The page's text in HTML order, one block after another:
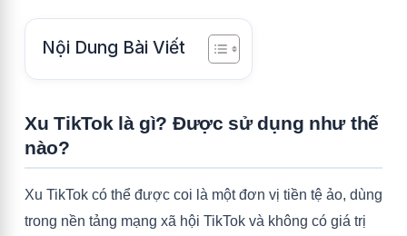
Nội Dung Bài Viết
Xu TikTok là gì? Được sử dụng như thế
nào?
Xu TikTok có thể được coi là một đơn vị tiền tệ ảo, dùng
trong nền tảng mạng xã hội TikTok và không có giá trị